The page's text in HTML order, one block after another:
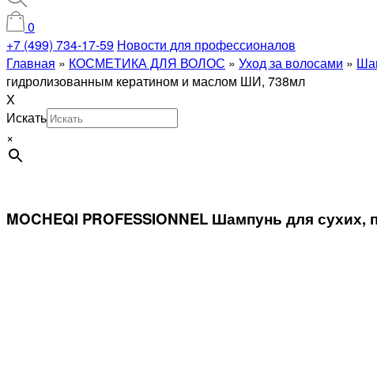
0
+7 (499) 734-17-59 Новости для профессионалов
Главная » КОСМЕТИКА ДЛЯ ВОЛОС » Уход за волосами »
гидролизованным кератином и маслом ШИ, 738мл
X
Искать
×
MOCHEQI PROFESSIONNEL Шампунь для